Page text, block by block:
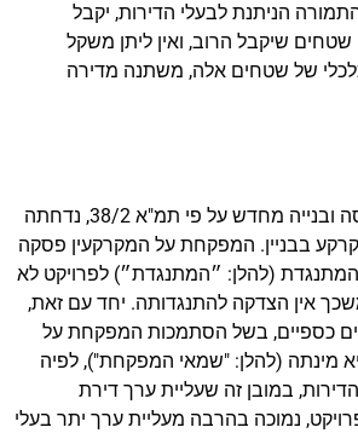
הניתנת לבעלי הדירות, יקבל
שיקבל הרוב, ואין ליתן משקל
של שטחים אלה, משתנה מדירה
במסגרת פרויקט הריסה ובנייה מחדש על פי תמ"א 38/2, נדחתה
בבניין. המפקחת על המקרקעין פסקה
המתנגדת (להלן: ״המתנגדת״) לפרויקט לא
אין הצדקה להתנגדותה. יחד עם זאת,
כספיים, בשל הסתמכות המפקחת על
מינתה (להלן: "שמאי המפקחת"), לפיה
הדירות, במובן זה שעליית ערך דירת
נמוכה בהרבה מעליית ערך יתר בעלי